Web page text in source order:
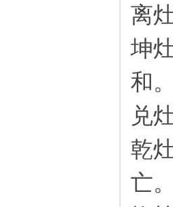
离
坤
和
兑
乾
亡